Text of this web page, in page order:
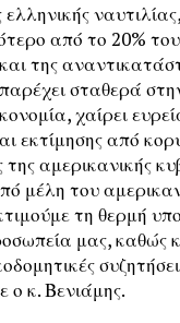
από το 20%
της
σταθερά
χαίρει
εκτίμησης από
αμερικανικής
μέλη του
τη θερμή
μας, καθώς
ο κ. Βενιάμης.